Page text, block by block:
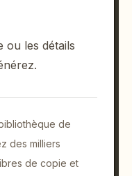
ou les détails
de
des milliers
de copie et